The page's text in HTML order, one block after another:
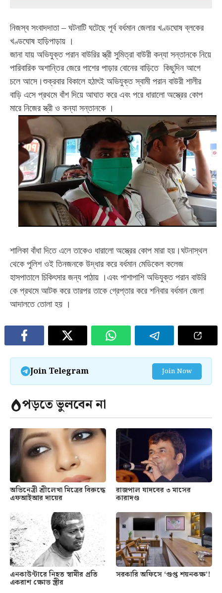
নিজস্ব সংবাদদাতা – ঘটনাটি ঘটেছে পূর্ব বর্ধমান জেলার খণ্ডঘোষ ব্লকের
খণ্ডঘোষ হাড়িপাড়ায় ।
জানা যায় অভিযুক্ত পরান বাউরির স্ত্রী সুমিত্রা বাউরী কন্যা সন্তানকে নিয়ে
পারিবারিক অশান্তির জেরে পাশের পাড়ার বোনের বাড়িতে কিছুদিন আগে
চলে আসে।শুক্রবার বিকালে হঠাৎই অভিযুক্ত স্বামী পরান বাউরী শালীর
বাড়ি এসে প্রথমে বাঁশ দিয়ে আঘাত করে এবং পরে ধারালো অস্ত্রের কোপ
মারে নিজের স্ত্রী ও কন্যা সন্তানকে ।
শালিকা বাঁধা দিতে এলে তাকেও ধারালো অস্ত্রের কোপ মারা হয় । ঘটনাস্থল
থেকে পুলিশ ওই তিনজনকে উদ্ধার করে বর্ধমান মেডিকেল কলেজ
হাসপাতালে চিকিৎসার জন্য পাঠায় । এবং পাশাপাশি অভিযুক্ত পরান বাউরি
কে প্রথমে আটক করে তারপর তাকে গ্রেপ্তার করে শনিবার বর্ধমান জেলা
আদালতে তোলা হয় ।
Join Telegram Join Now
পড়তে ভুলবেন না
অভিনেত্রী শ্রীলেখা মিত্রের বিরুদ্ধে
এফআইআর দায়ের
রাজপাল যাদবের ৩ মাসের
কারাদণ্ড
এনকাউন্টারে নিহত স্বামীর প্রতি
একরাশ ক্ষোভ স্ত্রীর
সরকারি অফিসে ‘গুপ্ত শয়নকক্ষ’!